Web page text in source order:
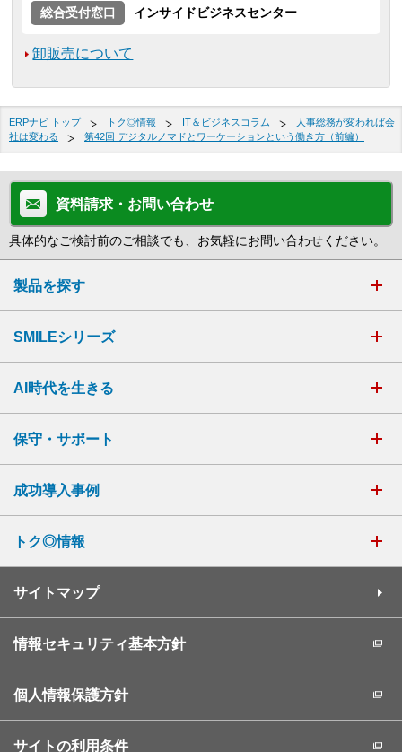
総合受付窓口
インサイドビジネスセンター
卸販売について
ERPナビ トップ トク◎情報 IT＆ビジネスコラム
人事総務が変われば会
社は変わる
第42回 デジタルノマドとワーケーションという働き方（前編）
資料請求・お問い合わせ
具体的なご検討前のご相談でも、お気軽にお問い合わせください。
製品を探す
SMILEシリーズ
AI時代を生きる
保守・サポート
成功導入事例
トク◎情報
サイトマップ
情報セキュリティ基本方針
個人情報保護方針
サイトの利用条件